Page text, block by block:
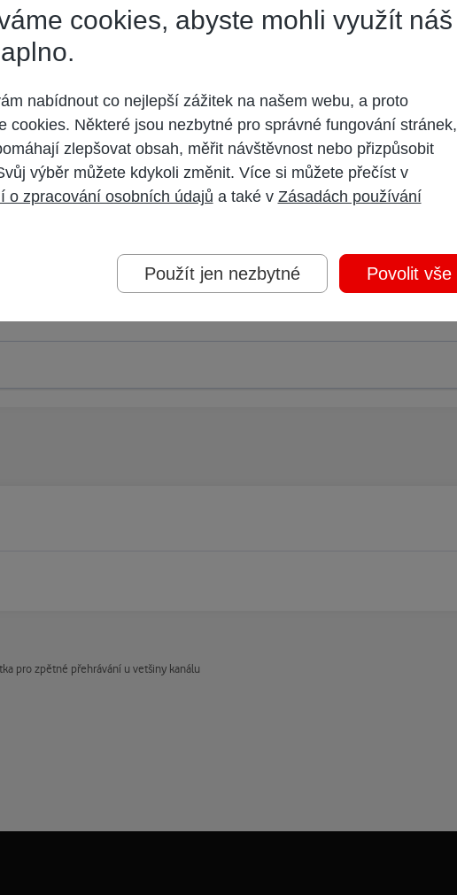
a přispívejte pod Vaším účtem.
pro zpětné přehrávání u vetšiny kanálu
cookies, abyste mohli využít náš
nabídnout co nejlepší zážitek na našem webu, a proto
cookies. Některé jsou nezbytné pro správné fungování stránek,
zlepšovat obsah, měřit návštěvnost nebo přizpůsobit
výběr můžete kdykoli změnit. Více si můžete přečíst v
o zpracování osobních údajů a také v Zásadách používání
Použít jen nezbytné Povolit vše